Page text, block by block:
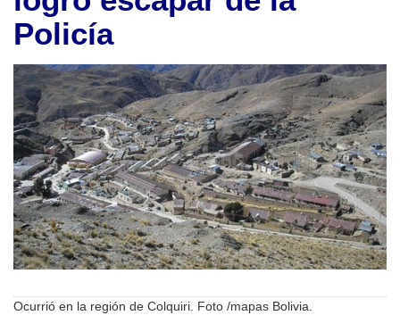
Policía
Ocurrió en la región de Colquiri. Foto /mapas Bolivia.